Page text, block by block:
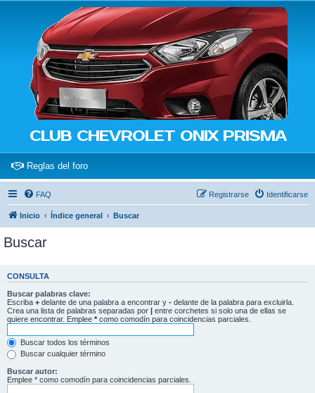
CLUB CHEVROLET ONIX PRISMA
Reglas del foro(Opens a new tab)
FAQ Identificarse
Registrarse
Inicio Índice general Buscar
Buscar
CONSULTA
Buscar palabras clave:
Escriba + delante de una palabra a encontrar y - delante de la palabra para excluirla.
Crea una lista de palabras separadas por | entre corchetes si solo una de ellas se
quiere encontrar. Emplee * como comodín para coincidencias parciales.
Buscar todos los términos
Buscar cualquier término
Buscar autor:
Emplee * como comodín para coincidencias parciales.